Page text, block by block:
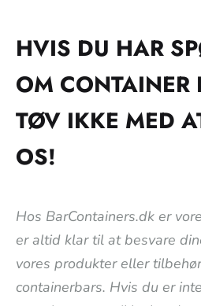
HVIS DU HAR
OM CONTAINER
TØV IKKE MED
OS!
Hos BarContainers.dk er
er altid klar til at besvare
vores produkter eller
containerbars. Hvis du er